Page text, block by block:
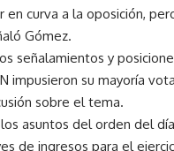
en curva a la oposición,
Gómez.
señalamientos y
impusieron su mayoría
sobre el tema.
asuntos del orden del
de ingresos para el